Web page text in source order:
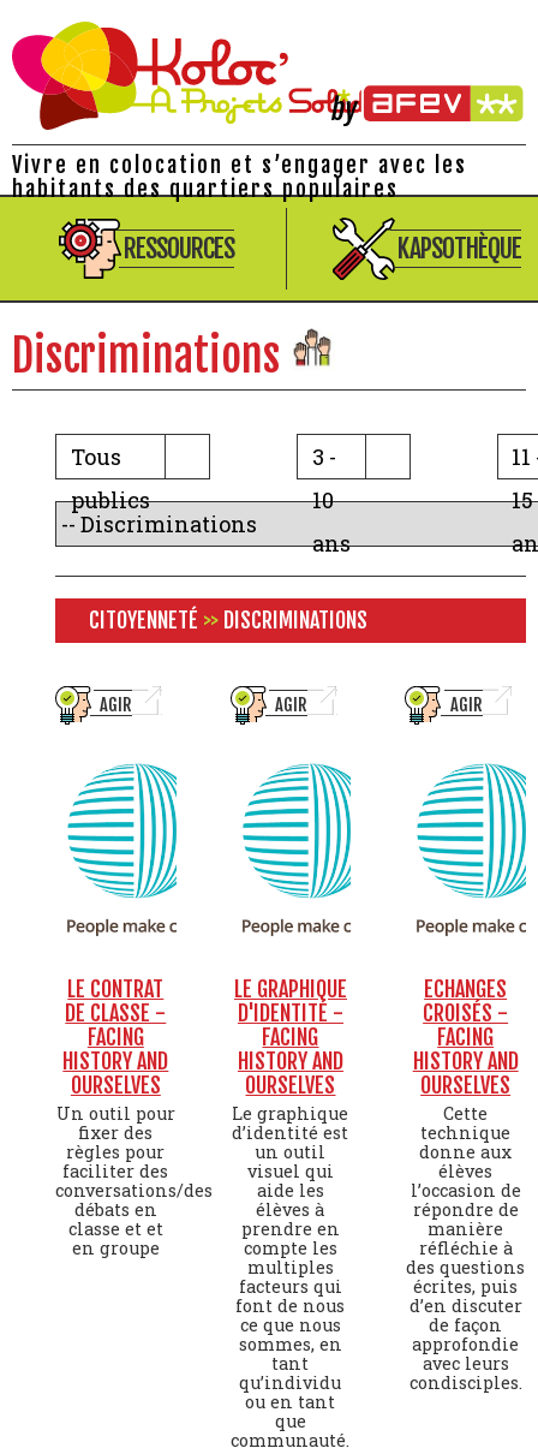
Vivre en colocation et s’engager avec les
habitants des quartiers populaires
RESSOURCES KAPSOTHÈQUE
Discriminations
Tous
publics
3 -
10
ans
11
15
CITOYENNETÉ >> DISCRIMINATIONS
AGIR
LE CONTRAT
DE CLASSE -
FACING
HISTORY AND
OURSELVES
Un outil pour
fixer des
règles pour
faciliter des
conversations/des
débats en
classe et et
en groupe
AGIR
LE GRAPHIQUE
D'IDENTITÉ -
FACING
HISTORY AND
OURSELVES
Le graphique
d’identité est
un outil
visuel qui
aide les
élèves à
prendre en
compte les
multiples
facteurs qui
font de nous
ce que nous
sommes, en
tant
qu’individu
ou en tant
que
communauté.
AGIR
ECHANGES
CROISÉS -
FACING
HISTORY AND
OURSELVES
Cette
technique
donne aux
élèves
l’occasion de
répondre de
manière
réfléchie à
des questions
écrites, puis
d’en discuter
de façon
approfondie
avec leurs
condisciples.